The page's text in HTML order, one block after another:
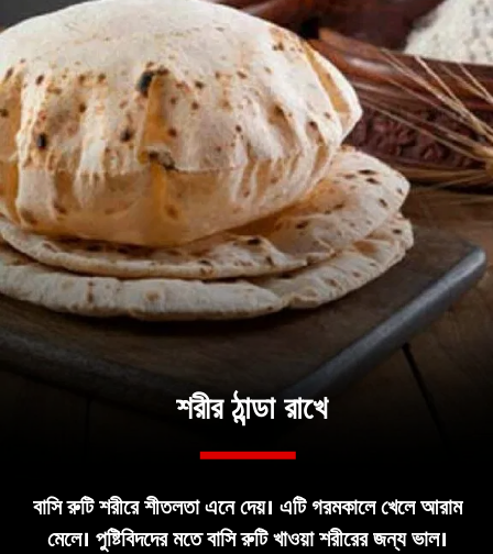
বাসি রুটি শরীরে শীতলতা এনে দেয়। এটি গরমকালে খেলে আরাম
মেলে। পুষ্টিবিদদের মতে বাসি রুটি খাওয়া শরীরের জন্য ভাল।
শরীর ঠান্ডা রাখে